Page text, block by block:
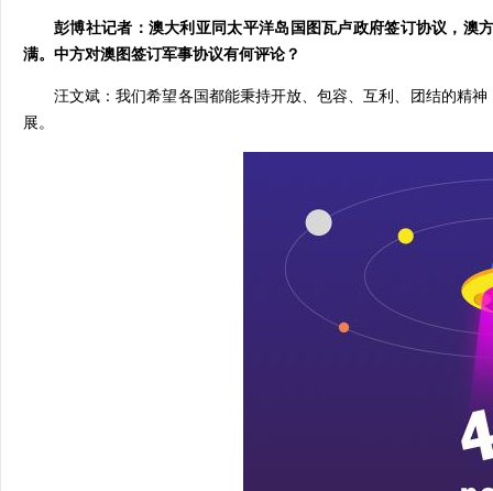
彭博社记者：澳大利亚同太平洋岛国图瓦卢政府签订协议，澳
满。中方对澳图签订军事协议有何评论？
汪文斌：我们希望各国都能秉持开放、包容、互利、团结的精
展。